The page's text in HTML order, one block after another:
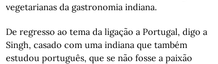
vegetarianas da gastronomia indiana.
De regresso ao tema da ligação a Portugal, digo a
Singh, casado com uma indiana que também
estudou português, que se não fosse a paixão